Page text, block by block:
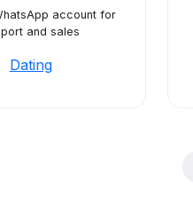
account for
and sales
Dating